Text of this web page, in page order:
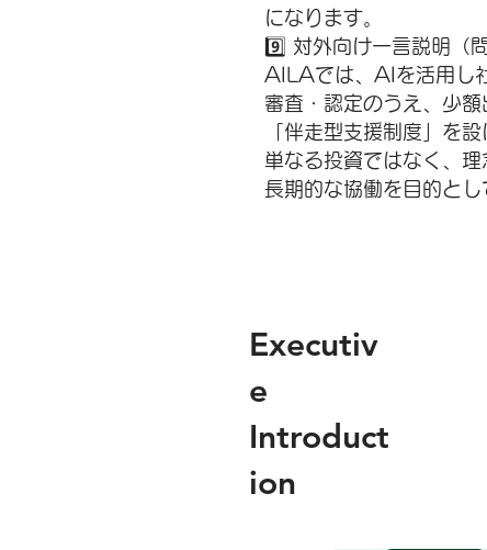
になります。
9️⃣ 対外向け一言説明（
AILAでは、AIを活用し
審査・認定のうえ、少
「伴走型支援制度」を設
単なる投資ではなく、
長期的な協働を目的とし
Executiv
e
Introduct
ion